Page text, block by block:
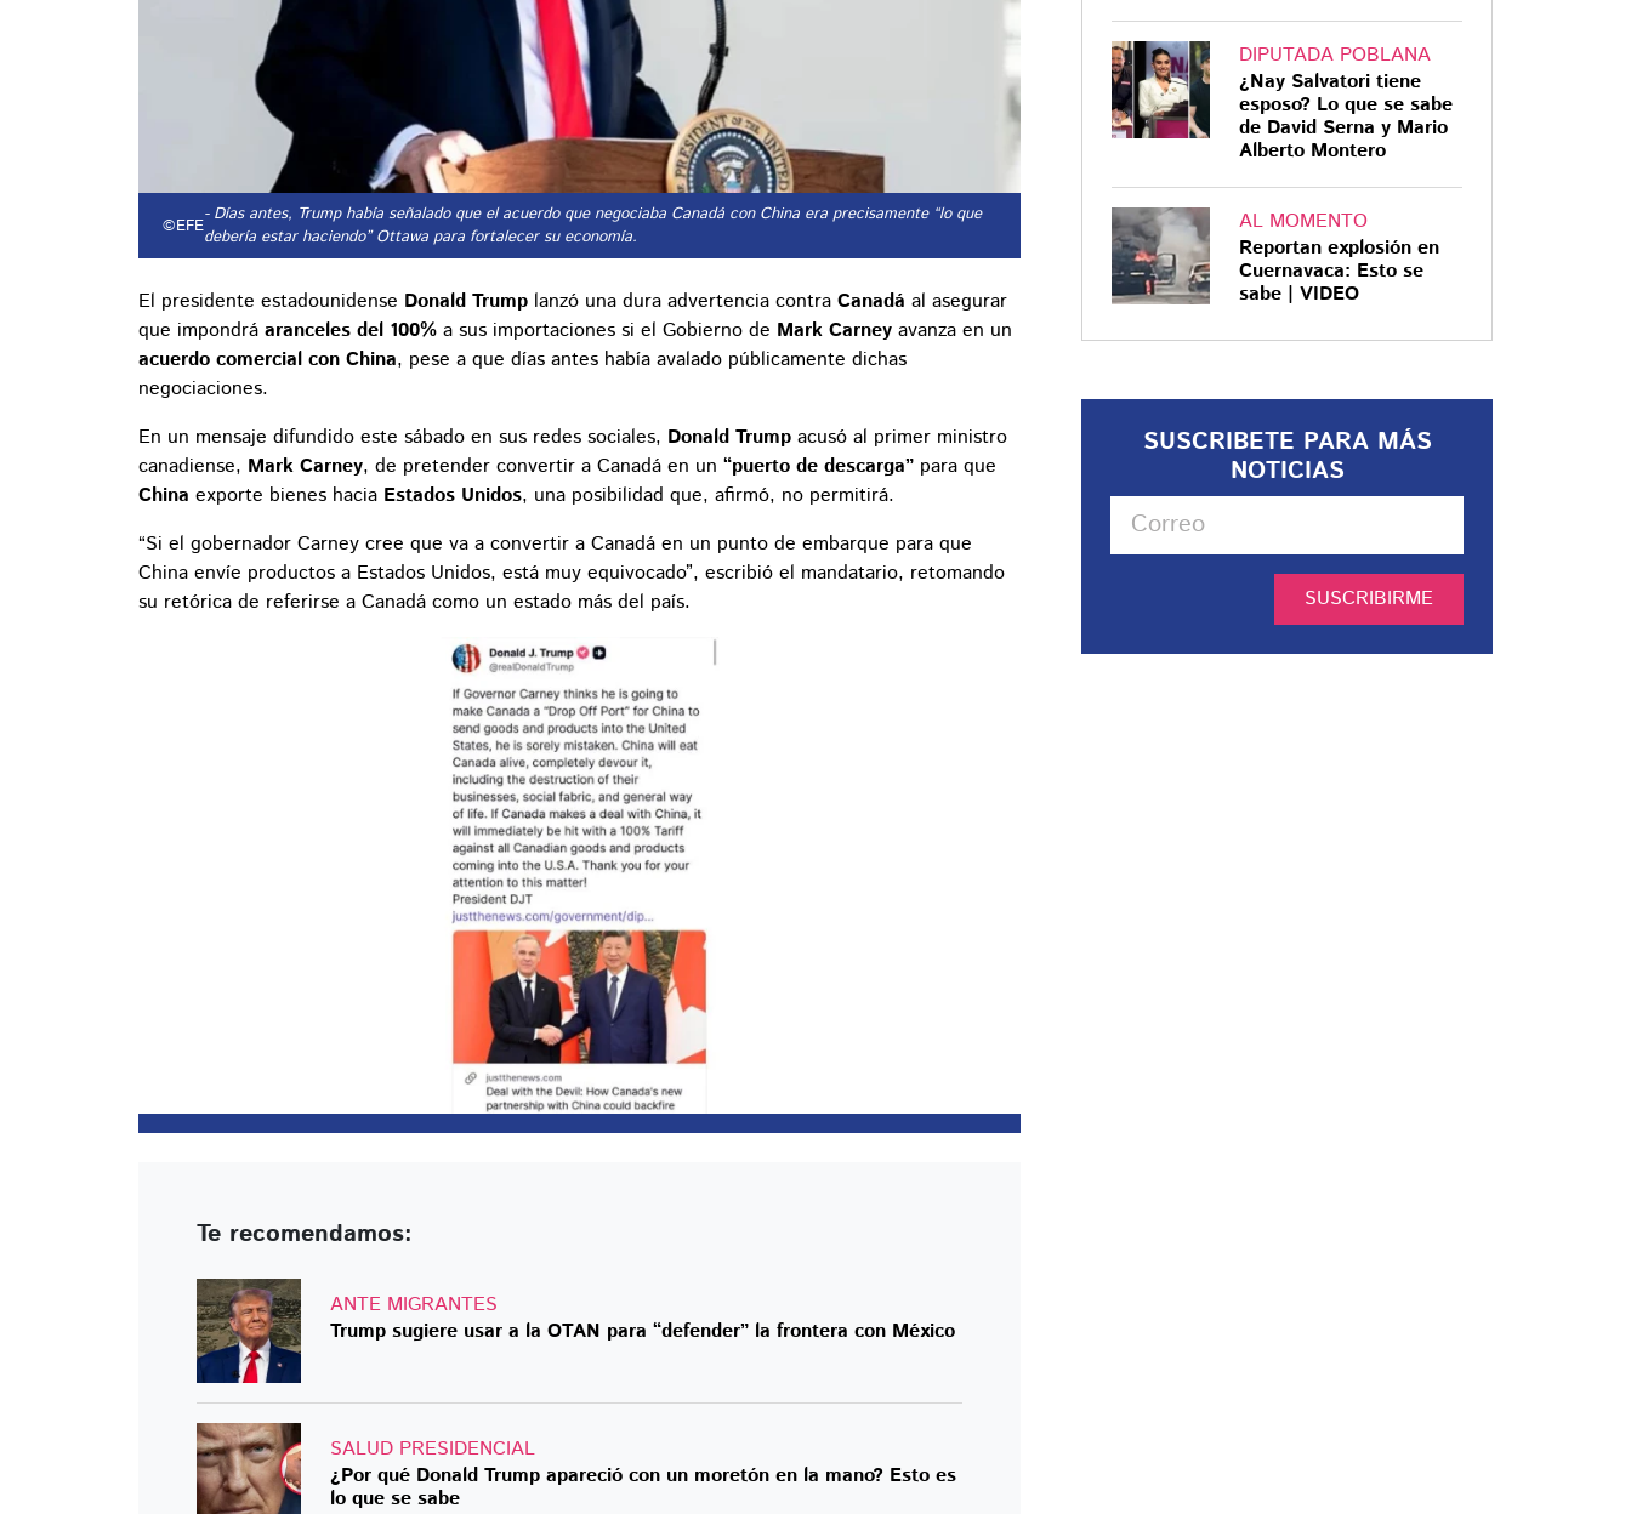
©EFE- Días antes, Trump había señalado que el acuerdo que negociaba Canadá con China era precisamente “lo que
debería estar haciendo” Ottawa para fortalecer su economía.
El presidente estadounidense Donald Trump lanzó una dura advertencia contra Canadá al asegurar
que impondrá aranceles del 100% a sus importaciones si el Gobierno de Mark Carney avanza en un
acuerdo comercial con China, pese a que días antes había avalado públicamente dichas
negociaciones.
En un mensaje difundido este sábado en sus redes sociales, Donald Trump acusó al primer ministro
canadiense, Mark Carney, de pretender convertir a Canadá en un “puerto de descarga” para que
China exporte bienes hacia Estados Unidos, una posibilidad que, afirmó, no permitirá.
“Si el gobernador Carney cree que va a convertir a Canadá en un punto de embarque para que
China envíe productos a Estados Unidos, está muy equivocado”, escribió el mandatario, retomando
su retórica de referirse a Canadá como un estado más del país.
Te recomendamos:
ANTE MIGRANTES
Trump sugiere usar a la OTAN para “defender” la frontera con México
SALUD PRESIDENCIAL
¿Por qué Donald Trump apareció con un moretón en la mano? Esto es
lo que se sabe
DIPUTADA POBLANA
¿Nay Salvatori tiene
esposo? Lo que se sabe
de David Serna y Mario
Alberto Montero
AL MOMENTO
Reportan explosión en
Cuernavaca: Esto se
sabe | VIDEO
SUSCRIBETE PARA MÁS
NOTICIAS
SUSCRIBIRME